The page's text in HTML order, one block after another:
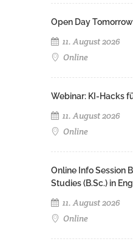
Open Day
11. August 2026
Online
Webinar: KI-Hacks
11. August 2026
Online
Online Info Session
Studies (B.Sc.) in
11. August 2026
Online